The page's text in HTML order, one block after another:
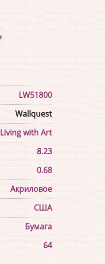
LW51800
Wallquest
Living with Art
8.23
0.68
Акриловое
США
Бумага
64